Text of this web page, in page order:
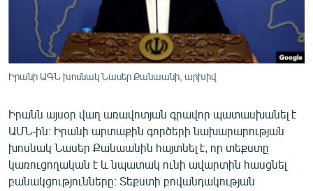
ՍՊՈՐՏ
ՄԵԿՆԱԲԱՆՈՒԹՅՈՒՆ
ՏՏ ԵՒ ԻՆՏԵՐՆԵՏ
ԱՐԽԻՎ
ՏԵՍԱՆՅՈՒԹԵՐ
ԲԱՆԱՎԵՃ
Իրանի ԱԳՆ խոսնակ Նասեր Քանաանի, արխիվ
Իրանն այսօր վաղ առավոտյան գրավոր պատասխանել է
ԱՄՆ-ին։ Իրանի արտաքին գործերի նախարարության
խոսնակ Նասեր Քանաանին հայտնել է, որ տեքստը
կառուցողական է և նպատակ ունի ավարտին հասցնել
բանակցությունները։ Տեքստի բովանդակության